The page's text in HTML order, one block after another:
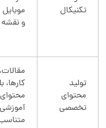
تکنیکال
موبایل
و
تولید
محتوای
تخصصی
کارها،
محتوای
آموزشی